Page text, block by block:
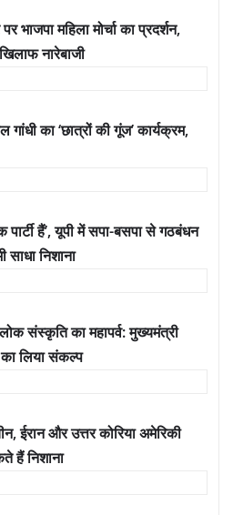
भाजपा महिला मोर्चा का प्रदर्शन,
नारेबाजी
गांधी का ‘छात्रों की गूंज’ कार्यक्रम,
पार्टी हैं’, यूपी में सपा-बसपा से गठबंधन
निशाना
संस्कृति का महापर्व: मुख्यमंत्री
लिया संकल्प
ईरान और उत्तर कोरिया अमेरिकी
हैं निशाना